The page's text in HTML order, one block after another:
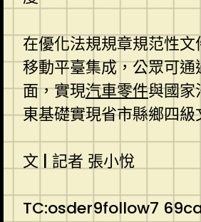
在優化法規規章規范性文
移動平臺集成，公眾可
面，實現汽車零件與國家
東基礎實現省市縣鄉四
文 | 記者 張小悅
TC:osder9follow7